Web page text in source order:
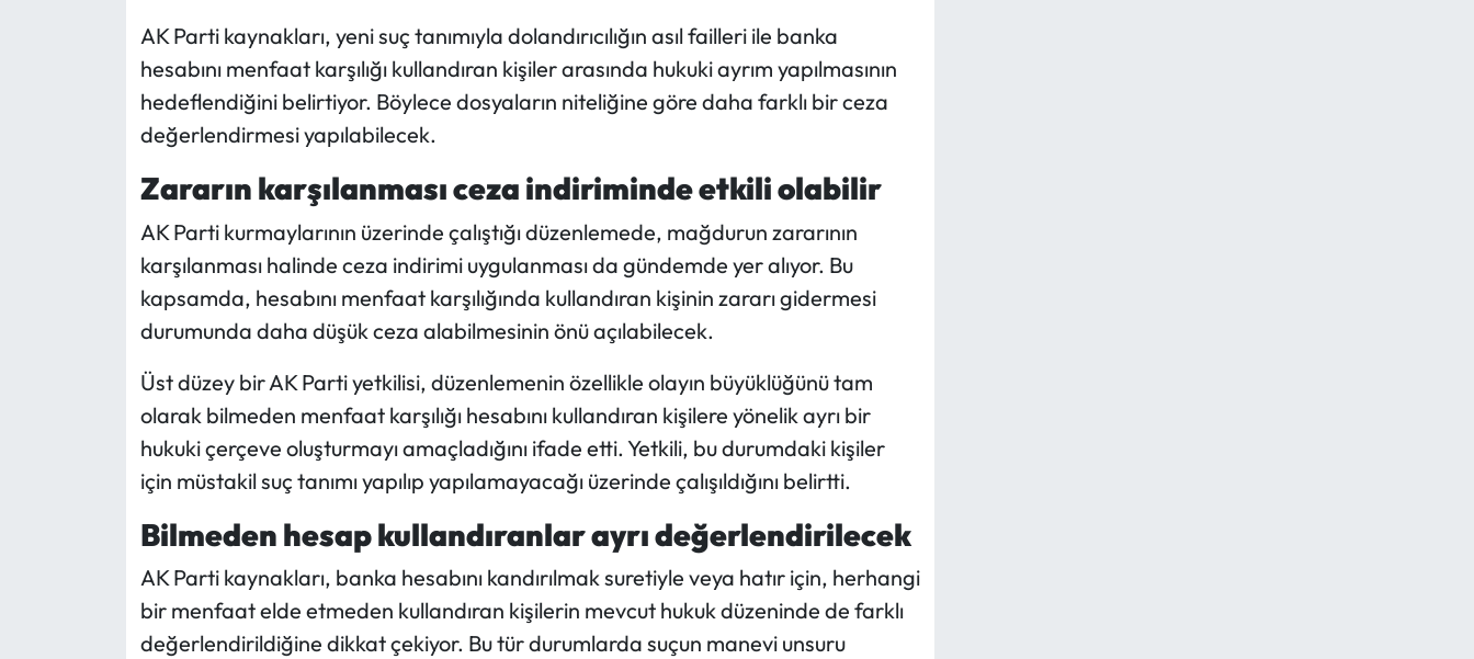
AK Parti kaynakları, yeni suç tanımıyla dolandırıcılığın asıl failleri ile banka
hesabını menfaat karşılığı kullandıran kişiler arasında hukuki ayrım yapılmasının
hedeflendiğini belirtiyor. Böylece dosyaların niteliğine göre daha farklı bir ceza
değerlendirmesi yapılabilecek.
Zararın karşılanması ceza indiriminde etkili olabilir
AK Parti kurmaylarının üzerinde çalıştığı düzenlemede, mağdurun zararının
karşılanması halinde ceza indirimi uygulanması da gündemde yer alıyor. Bu
kapsamda, hesabını menfaat karşılığında kullandıran kişinin zararı gidermesi
durumunda daha düşük ceza alabilmesinin önü açılabilecek.
Üst düzey bir AK Parti yetkilisi, düzenlemenin özellikle olayın büyüklüğünü tam
olarak bilmeden menfaat karşılığı hesabını kullandıran kişilere yönelik ayrı bir
hukuki çerçeve oluşturmayı amaçladığını ifade etti. Yetkili, bu durumdaki kişiler
için müstakil suç tanımı yapılıp yapılamayacağı üzerinde çalışıldığını belirtti.
Bilmeden hesap kullandıranlar ayrı değerlendirilecek
AK Parti kaynakları, banka hesabını kandırılmak suretiyle veya hatır için, herhangi
bir menfaat elde etmeden kullandıran kişilerin mevcut hukuk düzeninde de farklı
değerlendirildiğine dikkat çekiyor. Bu tür durumlarda suçun manevi unsuru